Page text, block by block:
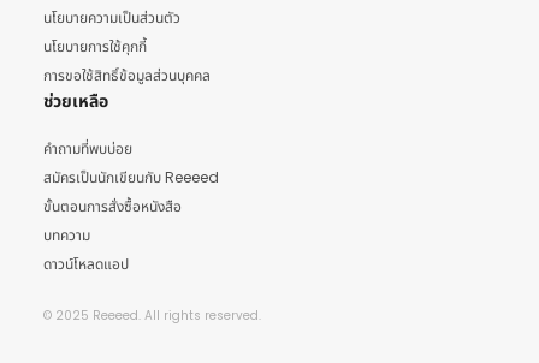
นโยบายความเป็นส่วนตัว
นโยบายการใช้คุกกี้
การขอใช้สิทธิ์ข้อมูลส่วนบุคคล
ช่วยเหลือ
คำถามที่พบบ่อย
สมัครเป็นนักเขียนกับ Reeeed
ขั้นตอนการสั่งซื้อหนังสือ
บทความ
ดาวน์โหลดแอป
© 2025 Reeeed. All rights reserved.